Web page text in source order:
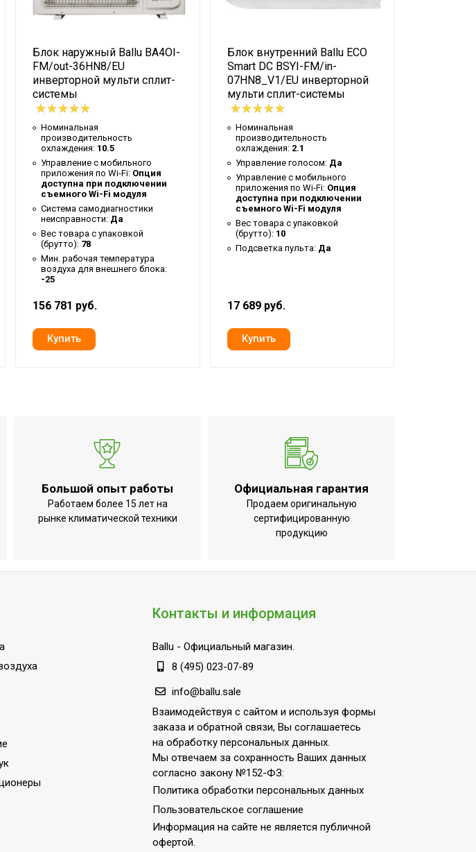
Блок наружный Ballu BA4OI-
FM/out-36HN8/EU
инверторной мульти сплит-
системы
Номинальная
производительность
охлаждения: 10.5
Управление c мобильного
приложения по Wi-Fi: Опция
доступна при подключении
съемного Wi-Fi модуля
Система самодиагностики
неисправности: Да
Вес товара с упаковкой
(брутто): 78
Мин. рабочая температура
воздуха для внешнего блока:
-25
156 781 руб.
Блок внутренний Ballu ECO
Smart DC BSYI-FM/in-
07HN8_V1/EU инверторной
мульти сплит-системы
Номинальная
производительность
охлаждения: 2.1
Управление голосом: Да
Управление c мобильного
приложения по Wi-Fi: Опция
доступна при подключении
съемного Wi-Fi модуля
Вес товара с упаковкой
(брутто): 10
Подсветка пульта: Да
17 689 руб.
Большой опыт работы
Работаем более 15 лет на
рынке климатической техники
Официальная гарантия
Продаем оригинальную
сертифицированную
продукцию
Контакты и информация
Ballu - Официальный магазин.
8 (495) 023-07-89
info@ballu.sale
Взаимодействуя с сайтом и используя формы
заказа и обратной связи, Вы соглашаетесь
на обработку персональных данных.
Мы отвечаем за сохранность Ваших данных
согласно закону №152-ФЗ:
Политика обработки персональных данных
Пользовательское соглашение
Информация на сайте не является публичной
офертой.